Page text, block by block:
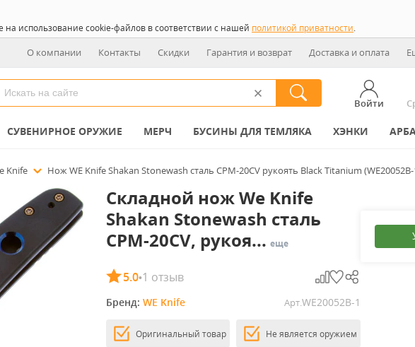
использование cookie-файлов в соответствии с нашей политикой приватности.
О компании Контакты Скидки Гарантия и возврат Доставка и оплата
Войти
СУВЕНИРНОЕ ОРУЖИЕ МЕРЧ БУСИНЫ ДЛЯ ТЕМЛЯКА ХЭНКИ
Knife Нож WE Knife Shakan Stonewash сталь CPM-20CV рукоять Black Titanium
Складной нож We Knife
Shakan Stonewash сталь
CPM-20CV, рукоя... еще
5.0•1 отзыв
Бренд: WE Knife Арт.WE20052B-1
Оригинальный товар Не является оружием